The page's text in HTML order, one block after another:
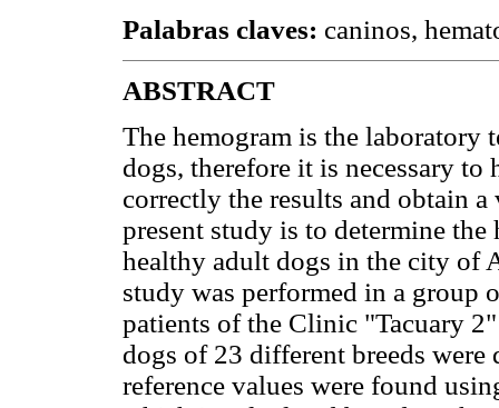
Palabras claves: caninos,
ABSTRACT
The hemogram is the laboratory
dogs, therefore it is necessary to
correctly the results and obtain
present study is to determine
healthy adult dogs in the city of
study was performed in a group
patients of the Clinic "Tacuary
dogs of 23 different breeds
reference values were found